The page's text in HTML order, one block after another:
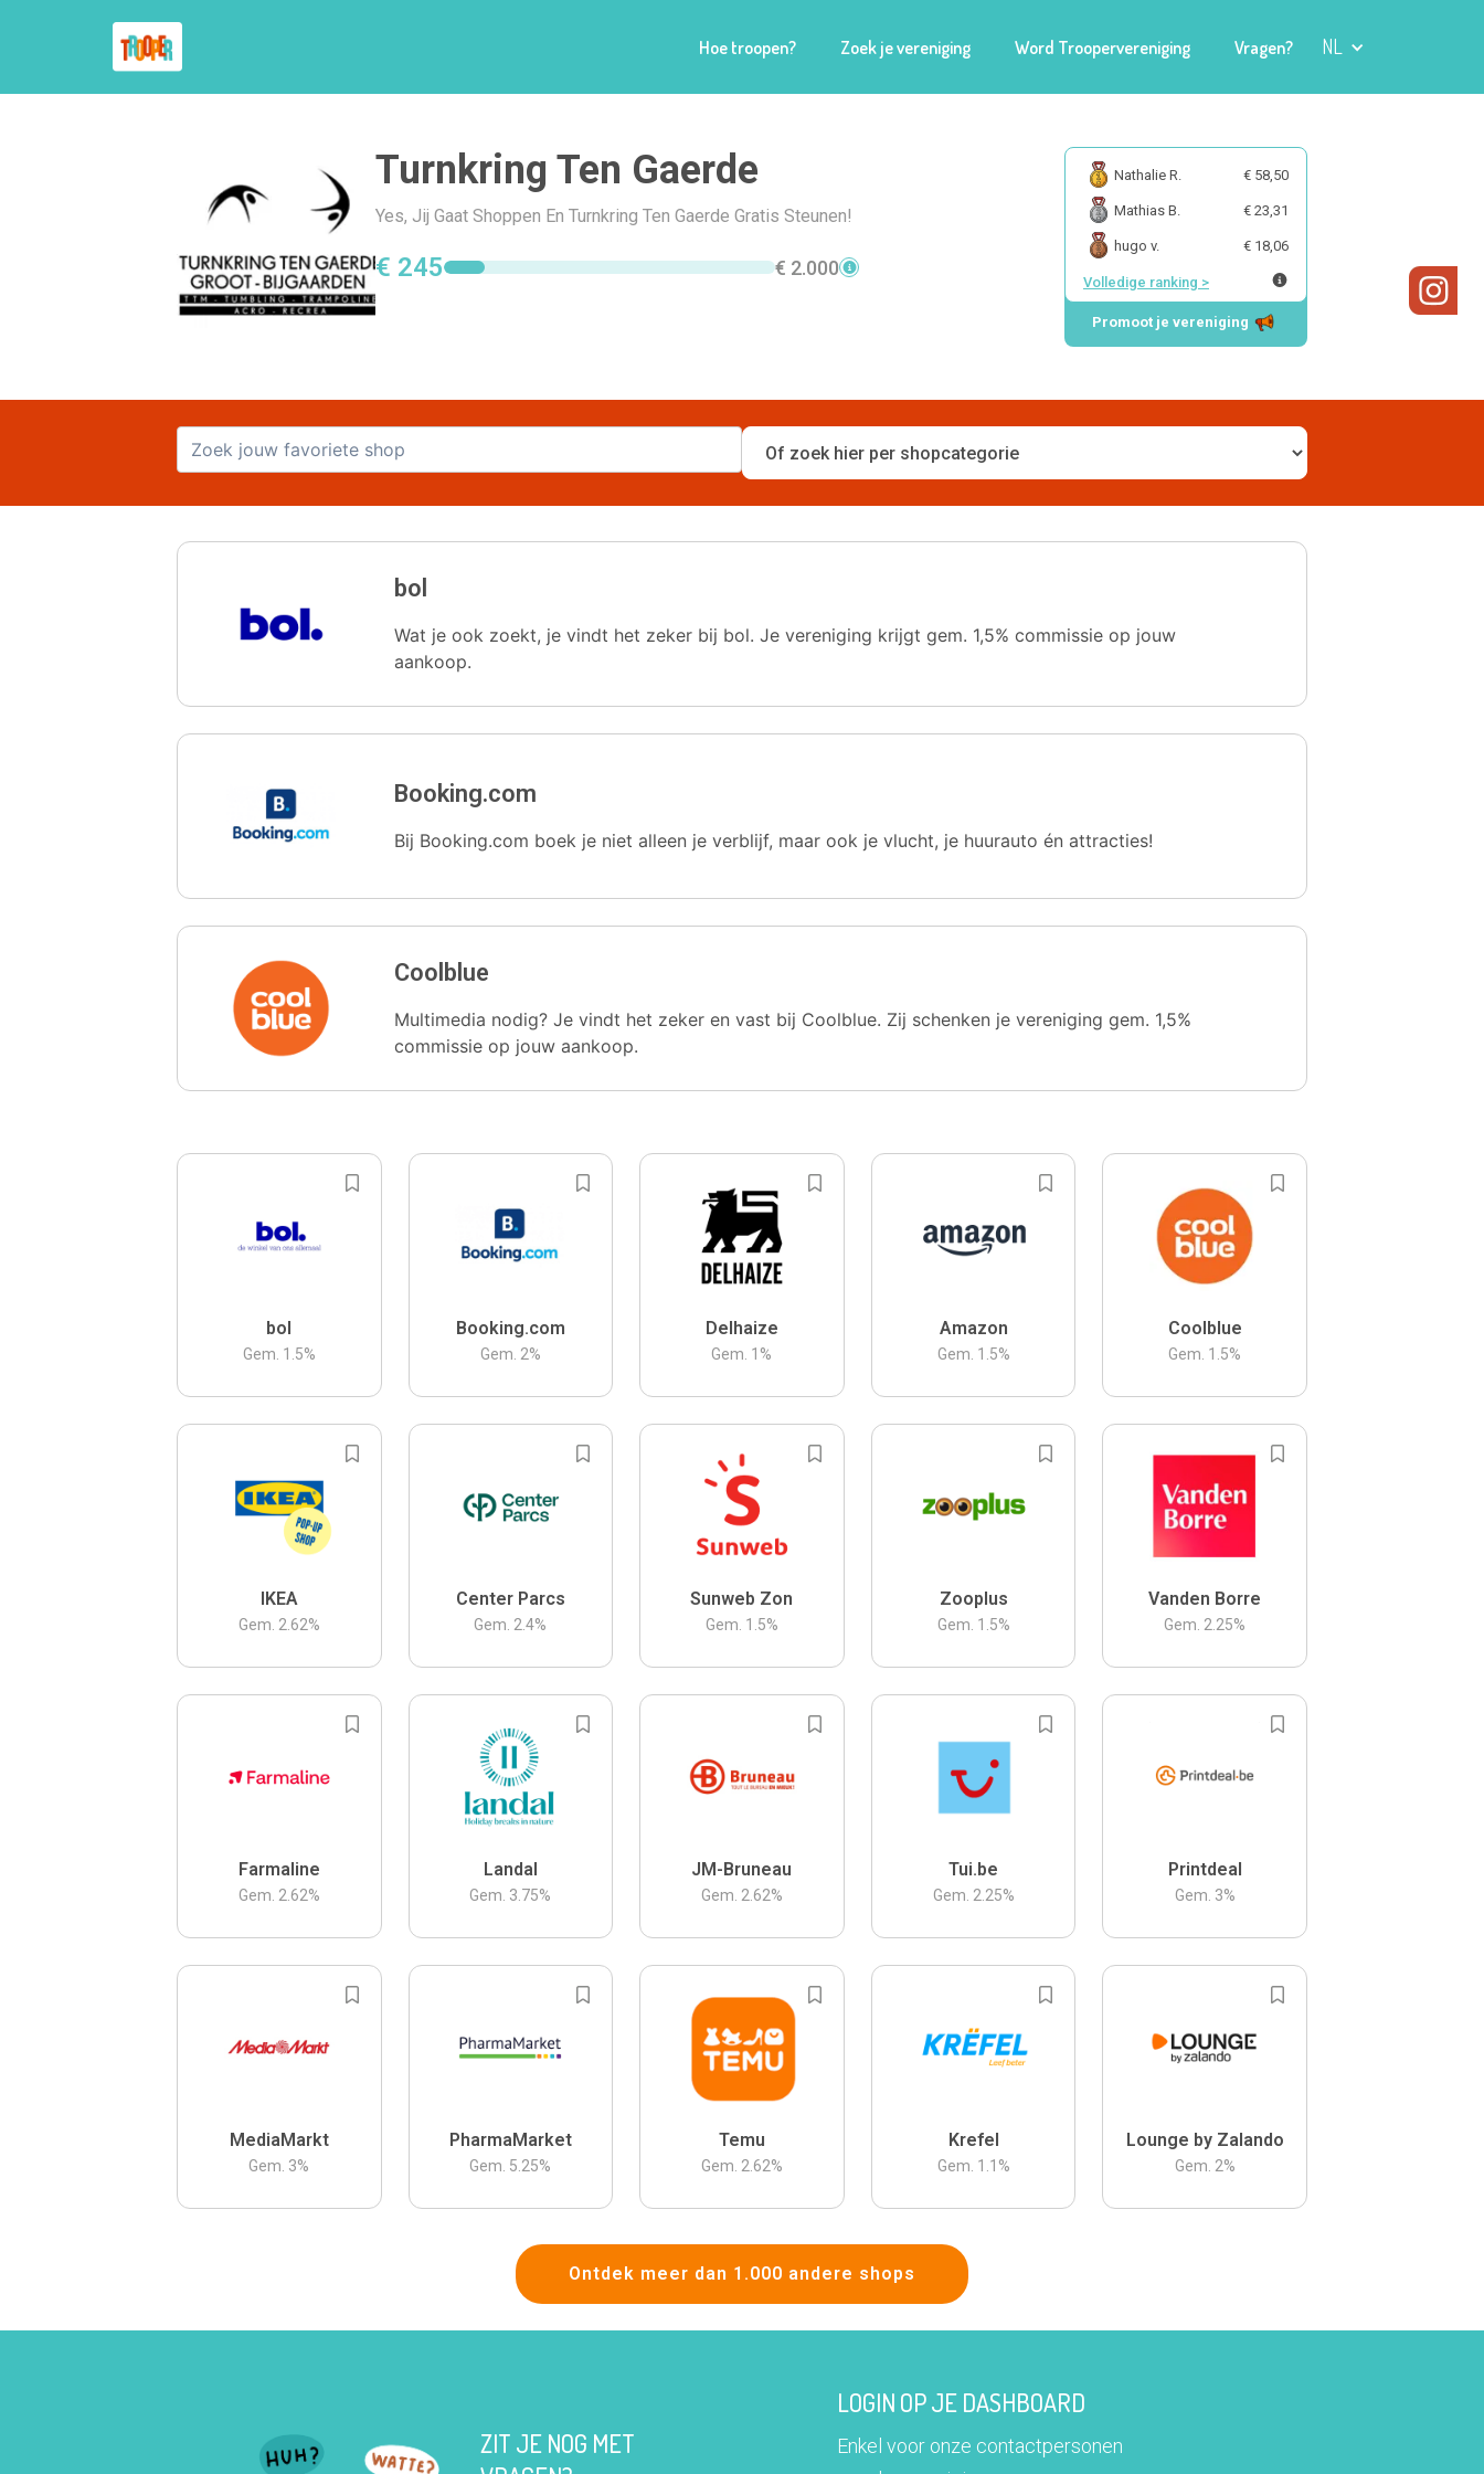
Hoe troopen? Zoek je vereniging Word Troopervereniging Vragen? NL
Turnkring Ten Gaerde
Yes, Jij Gaat Shoppen En Turnkring Ten Gaerde Gratis Steunen!
€ 245 € 2.000
Nathalie R. € 58,50
Mathias B. € 23,31
hugo v. € 18,06
Volledige ranking >
Promoot je vereniging
bol
Wat je ook zoekt, je vindt het zeker bij bol. Je vereniging krijgt gem. 1,5% commissie op jouw
aankoop.
Booking.com
Bij Booking.com boek je niet alleen je verblijf, maar ook je vlucht, je huurauto én attracties!
Coolblue
Multimedia nodig? Je vindt het zeker en vast bij Coolblue. Zij schenken je vereniging gem. 1,5%
commissie op jouw aankoop.
bol
Gem. 1.5%
Booking.com
Gem. 2%
Delhaize
Gem. 1 %
Amazon
Gem. 1.5%
Coolblue
Gem. 1.5%
IKEA
Gem. 2.62%
Center Parcs
Gem. 2.4%
Sunweb Zon
Gem. 1.5%
Zooplus
Gem. 1.5%
Vanden Borre
Gem. 2.25%
Farmaline
Gem. 2.62%
Landal
Gem. 3.75%
JM-Bruneau
Gem. 2.62%
Tui.be
Gem. 2.25%
Printdeal
Gem. 3%
MediaMarkt
Gem. 3%
PharmaMarket
Gem. 5.25%
Temu
Gem. 2.62%
Krefel
Gem. 1.1 %
Lounge by Zalando
Gem. 2%
Ontdek meer dan 1.000 andere shops
ZIT JE NOG MET
LOGIN OP JE DASHBOARD
Enkel voor onze contactpersonen